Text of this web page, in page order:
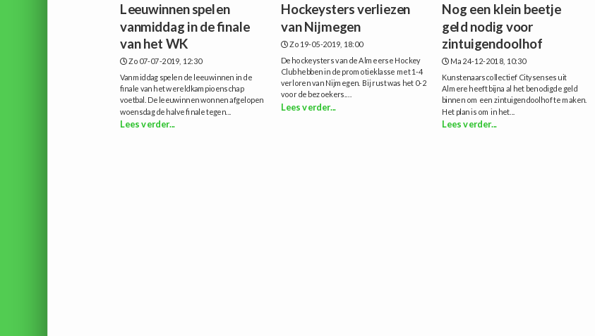
Leeuwinnen spelen
vanmiddag in de finale
van het WK
Zo 07-07-2019, 12:30
Vanmiddag spelen de leeuwinnen in de
finale van het wereldkampioenschap
voetbal. De leeuwinnen wonnen afgelopen
woensdag de halve finale tegen...
Lees verder...
Hockeysters verliezen
van Nijmegen
Zo 19-05-2019, 18:00
De hockeysters van de Almeerse Hockey
Club hebben in de promotieklasse met 1-4
verloren van Nijmegen. Bij rust was het 0-2
voor de bezoekers....
Lees verder...
Nog een klein beetje
geld nodig voor
zintuigendoolhof
Ma 24-12-2018, 10:30
Kunstenaarscollectief Citysenses uit
Almere heeft bijna al het benodigde geld
binnen om een zintuigendoolhof te maken.
Het plan is om in het...
Lees verder...